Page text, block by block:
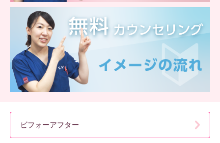
ビフォーアフター